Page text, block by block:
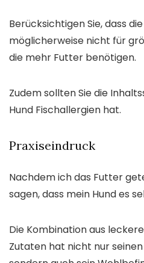
Berücksichtigen Sie, dass
möglicherweise nicht für
die mehr Futter benötigen.
Zudem sollten Sie die
Hund Fischallergien hat.
Praxiseindruck
Nachdem ich das Futter
sagen, dass mein Hund es
Die Kombination aus
Zutaten hat nicht nur